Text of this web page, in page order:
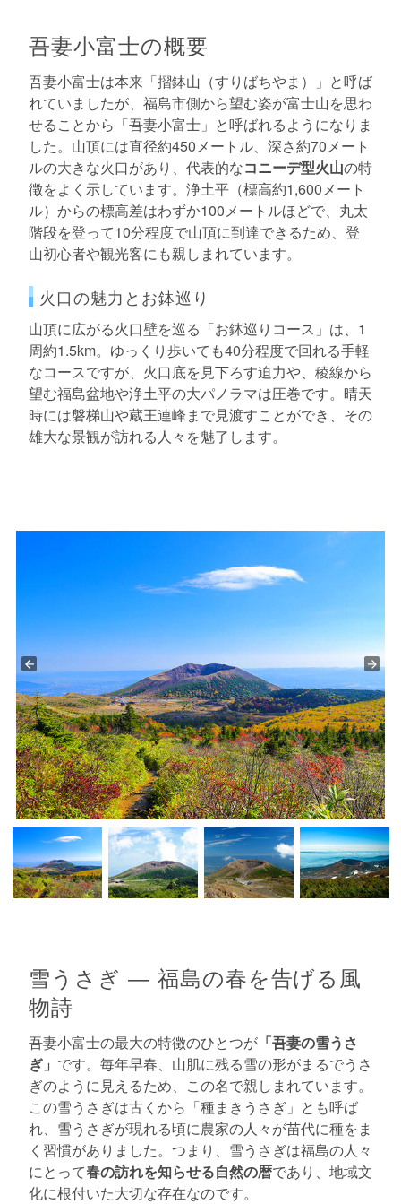
吾妻小富士の概要
吾妻小富士は本来「摺鉢山（すりばちやま）」と呼ば
れていましたが、福島市側から望む姿が富士山を思わ
せることから「吾妻小富士」と呼ばれるようになりま
した。山頂には直径約450メートル、深さ約70メート
ルの大きな火口があり、代表的なコニーデ型火山の特
徴をよく示しています。浄土平（標高約1,600メート
ル）からの標高差はわずか100メートルほどで、丸太
階段を登って10分程度で山頂に到達できるため、登
山初心者や観光客にも親しまれています。
火口の魅力とお鉢巡り
山頂に広がる火口壁を巡る「お鉢巡りコース」は、1
周約1.5km。ゆっくり歩いても40分程度で回れる手軽
なコースですが、火口底を見下ろす迫力や、稜線から
望む福島盆地や浄土平の大パノラマは圧巻です。晴天
時には磐梯山や蔵王連峰まで見渡すことができ、その
雄大な景観が訪れる人々を魅了します。
雪うさぎ ― 福島の春を告げる風
物詩
吾妻小富士の最大の特徴のひとつが 「吾妻の雪うさ
ぎ」 です。毎年早春、山肌に残る雪の形がまるでうさ
ぎのように見えるため、この名で親しまれています。
この雪うさぎは古くから「種まきうさぎ」とも呼ば
れ、雪うさぎが現れる頃に農家の人々が苗代に種をま
く習慣がありました。つまり、雪うさぎは福島の人々
にとって春の訪れを知らせる自然の暦であり、地域文
化に根付いた大切な存在なのです。